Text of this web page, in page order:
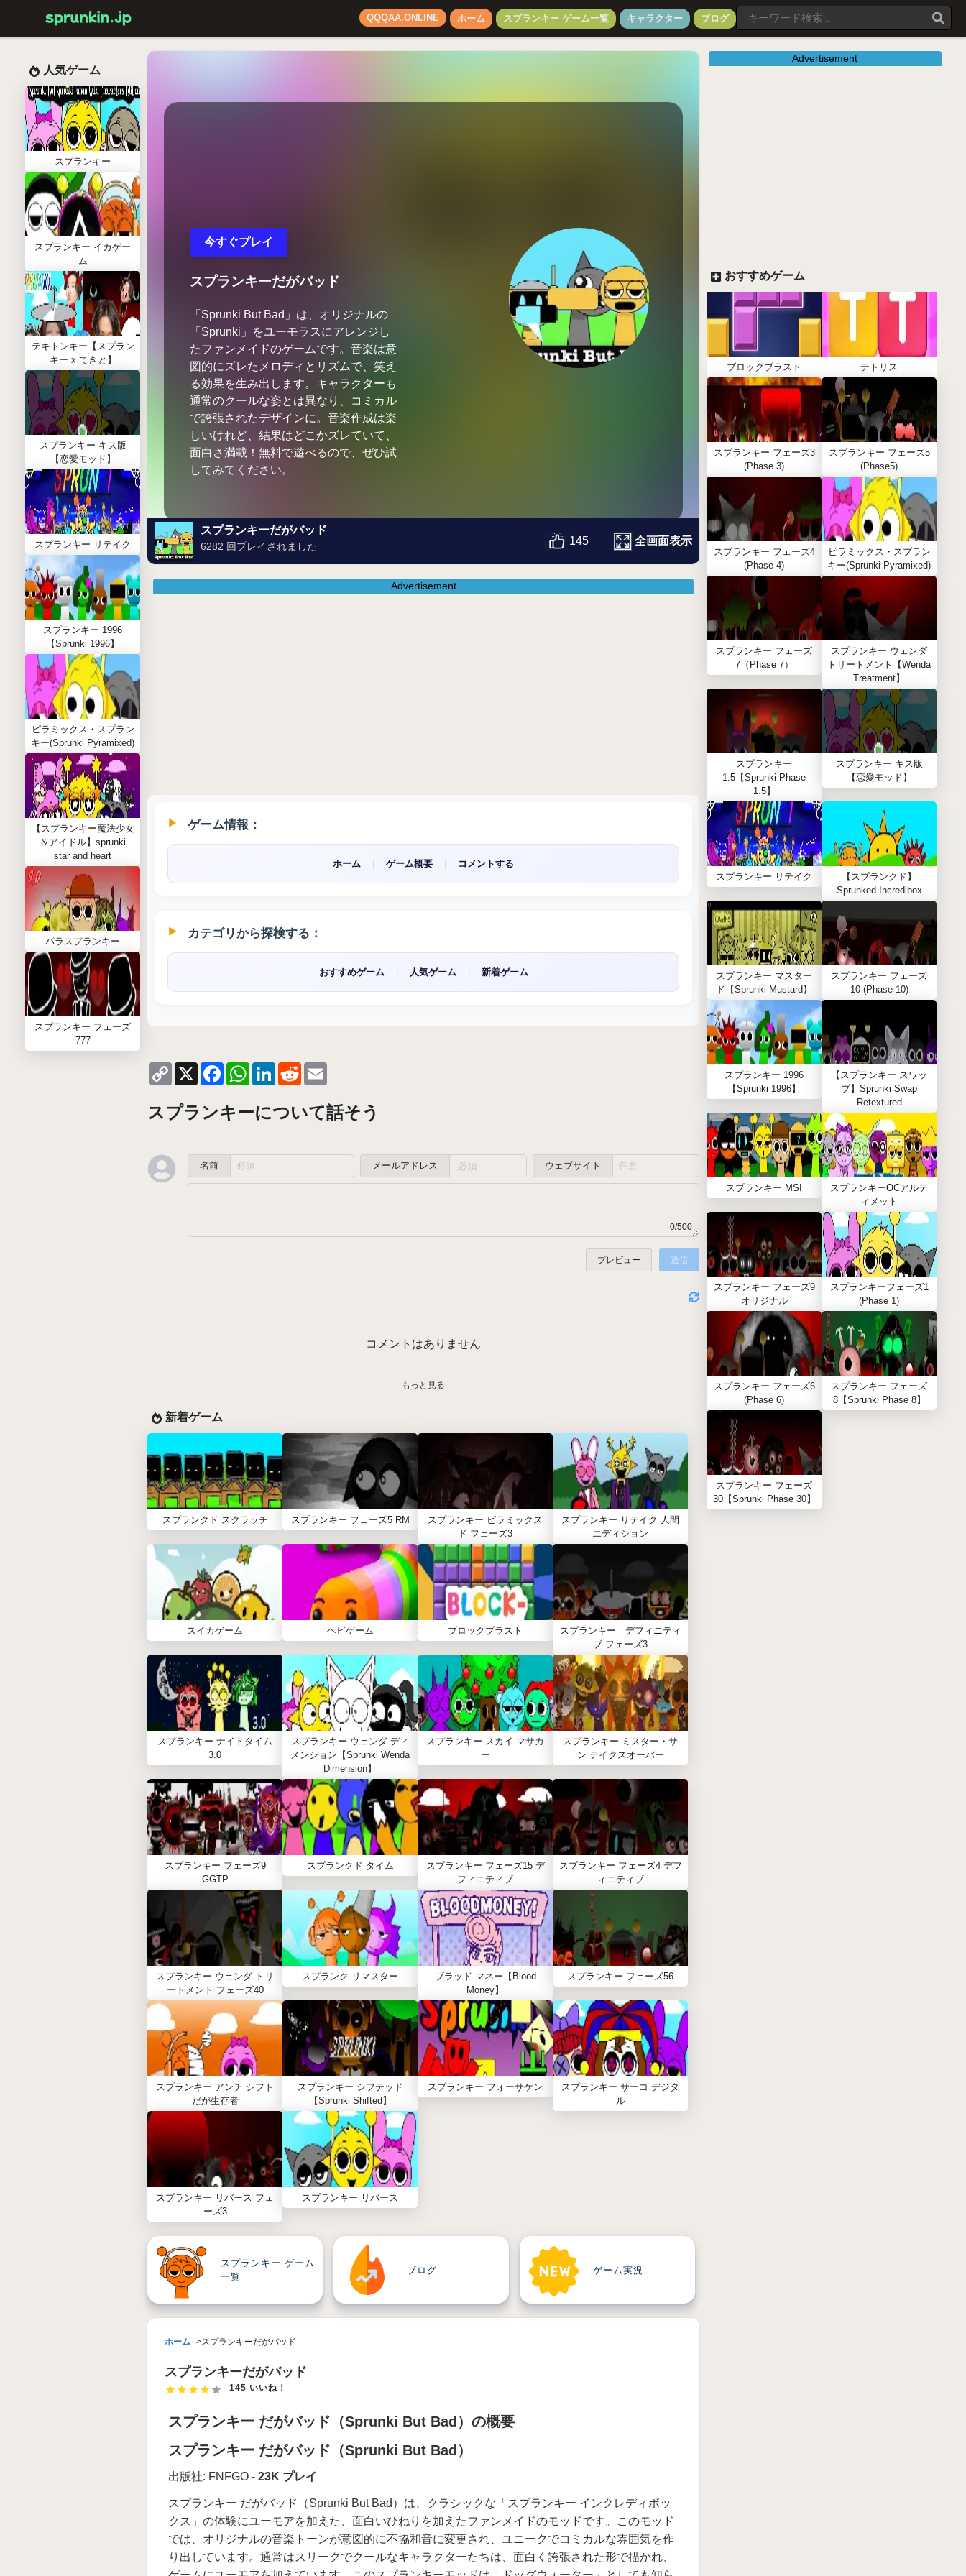
QQQAA.ONLINE ホーム スプランキー ゲーム一覧 キャラクター ブログ
人気ゲーム
スプランキー
スプランキー イカゲー
ム
テキトンキー【スプラン
キー x てきと】
スプランキー キス版
【恋愛モッド】
スプランキー リテイク
スプランキー 1996
【Sprunki 1996】
ピラミックス・スプラン
キー(Sprunki Pyramixed)
【スプランキー魔法少女
＆アイドル】sprunki
star and heart
パラスプランキー
スプランキー フェーズ
777
今すぐプレイ
スプランキーだがバッド
「Sprunki But Bad」は、オリジナルの
「Sprunki」をユーモラスにアレンジし
たファンメイドのゲームです。音楽は意
図的にズレたメロディとリズムで、笑え
る効果を生み出します。キャラクターも
通常のクールな姿とは異なり、コミカル
で誇張されたデザインに。音楽作成は楽
しいけれど、結果はどこかズレていて、
面白さ満載！無料で遊べるので、ぜひ試
してみてください。
スプランキーだがバッド
6282 回プレイされました 145 全画面表示
Advertisement
ゲーム情報：
ホーム ゲーム概要 コメントする
カテゴリから探検する：
おすすめゲーム 人気ゲーム 新着ゲーム
Copy
Link
X FacebookWhatsApp
LinkedIn
Reddit
スプランキーについて話そう
名前 メールアドレス ウェブサイト
0/500
プレビュー 送信
コメントはありません
もっと見る
新着ゲーム
スプランクド スクラッチ スプランキー フェーズ5 RM
スプランキー ピラミックス
ド フェーズ3
スプランキー リテイク 人間
エディション
スイカゲーム ヘビゲーム ブロックブラスト
スプランキー デフィニティ
ブ フェーズ3
スプランキー ナイトタイム
3.0
スプランキー ウェンダ ディ
メンション【Sprunki Wenda
Dimension】
スプランキー スカイ マサカ
ー
スプランキー ミスター・サ
ン テイクスオーバー
スプランキー フェーズ9
GGTP
スプランクド タイム
スプランキー フェーズ15 デ
フィニティブ
スプランキー フェーズ4 デフ
ィニティブ
スプランキー ウェンダ トリ
ートメント フェーズ40
スプランク リマスター
ブラッド マネー【Blood
Money】
スプランキー フェーズ56
スプランキー アンチ シフト
だが生存者
スプランキー シフテッド
【Sprunki Shifted】
スプランキー フォーサケン
スプランキー サーコ デジタ
ル
スプランキー リバース フェ
ーズ3
スプランキー リバース
スプランキー ゲーム
一覧
ブログ ゲーム実況
ホーム スプランキーだがバッド
スプランキーだがバッド
145 いいね！
スプランキー だがバッド（Sprunki But Bad）の概要
スプランキー だがバッド（Sprunki But Bad）
出版社: FNFGO - 23K プレイ
スプランキー だがバッド（Sprunki But Bad）は、クラシックな「スプランキー インクレディボッ
クス」の体験にユーモアを加えた、面白いひねりを加えたファンメイドのモッドです。このモッド
では、オリジナルの音楽トーンが意図的に不協和音に変更され、ユニークでコミカルな雰囲気を作
り出しています。通常はスリークでクールなキャラクターたちは、面白く誇張された形で描かれ、
Advertisement
おすすめゲーム
ブロックブラスト テトリス
スプランキー フェーズ3
(Phase 3)
スプランキー フェーズ5
(Phase5)
スプランキー フェーズ4
(Phase 4)
ピラミックス・スプラン
キー(Sprunki Pyramixed)
スプランキー フェーズ
7（Phase 7）
スプランキー ウェンダ
トリートメント【Wenda
Treatment】
スプランキー
1.5【Sprunki Phase
1.5】
スプランキー キス版
【恋愛モッド】
スプランキー リテイク
【スプランクド】
Sprunked Incredibox
スプランキー マスター
ド【Sprunki Mustard】
スプランキー フェーズ
10 (Phase 10)
スプランキー 1996
【Sprunki 1996】
【スプランキー スワッ
プ】Sprunki Swap
Retextured
スプランキー MSI
スプランキーOCアルテ
ィメット
スプランキー フェーズ9
オリジナル
スプランキーフェーズ1
(Phase 1)
スプランキー フェーズ6
(Phase 6)
スプランキー フェーズ
8【Sprunki Phase 8】
スプランキー フェーズ
30【Sprunki Phase 30】